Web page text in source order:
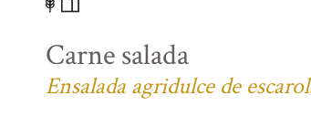
Carne salada
Ensalada agridulce de